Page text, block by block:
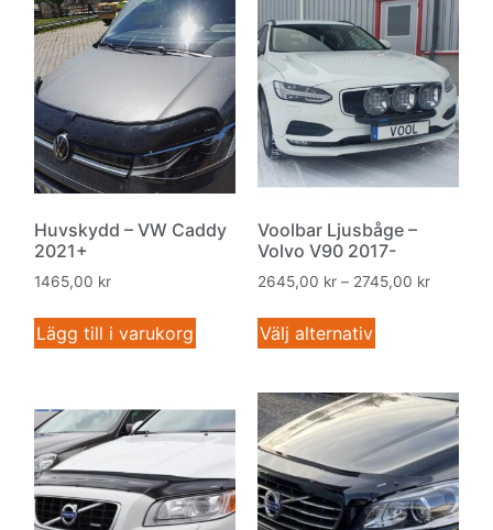
Huvskydd – VW Caddy
2021+
1465,00 kr
Lägg till i varukorg
Voolbar Ljusbåge –
Volvo V90 2017-
2645,00 kr – 2745,00 kr
Välj alternativ